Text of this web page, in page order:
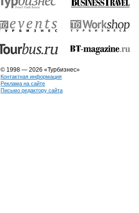
© 1998 — 2026 «Турбизнес»
Контактная информация
Реклама на сайте
Письмо редактору сайта